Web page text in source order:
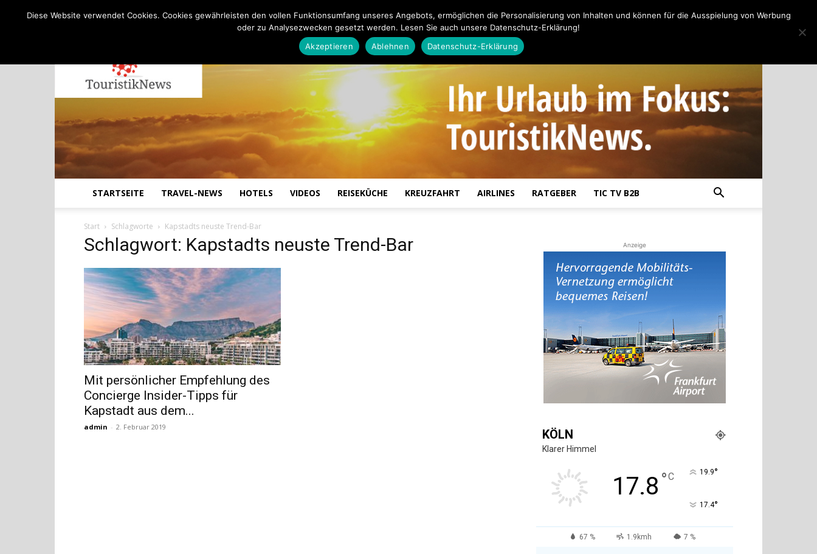
STARTSEITE TRAVEL-NEWS HOTELS VIDEOS REISEKÜCHE KREUZFAHRT AIRLINES RATGEBER TIC TV B2B
Start Schlagworte Kapstadts neuste Trend-Bar
Schlagwort: Kapstadts neuste Trend-Bar
Mit persönlicher Empfehlung des
Concierge Insider-Tipps für
Kapstadt aus dem...
admin - 2. Februar 2019
Anzeige
KÖLN
Klarer Himmel
17.8 °C 19.9°
17.4°
67 % 1.9kmh 7 %
Diese Website verwendet Cookies. Cookies gewährleisten den vollen Funktionsumfang unseres Angebots, ermöglichen die Personalisierung von Inhalten und können für die Ausspielung von Werbung
oder zu Analysezwecken gesetzt werden. Lesen Sie auch unsere Datenschutz-Erklärung!
Akzeptieren
Ablehnen Datenschutz-Erklärung